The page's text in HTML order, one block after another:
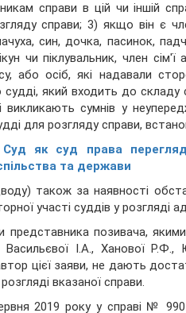
справи в цій чи іншій
справи; 3) якщо він є
син, дочка, пасинок,
чи піклувальник, член
або осіб, які надавали
судді, який входить до
викликають сумнів у
для розгляду справи,
Суд як суд права
та держави
також за наявності
участі суддів у розгляді
позивача,
Васильєвої І.А., Ханової
цієї заяви, не дають
вказаної справи.
2019 року у справі №